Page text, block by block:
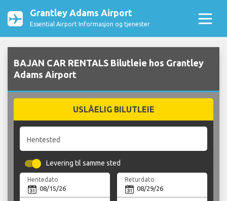
Grantley Adams Airport
Essential Airport Informasjon og tjenester
BAJAN CAR RENTALS Bilutleie hos Grantley
Adams Airport
USLÅELIG BILUTLEIE
Hentested
Levering til samme sted
Hentedato Returdato